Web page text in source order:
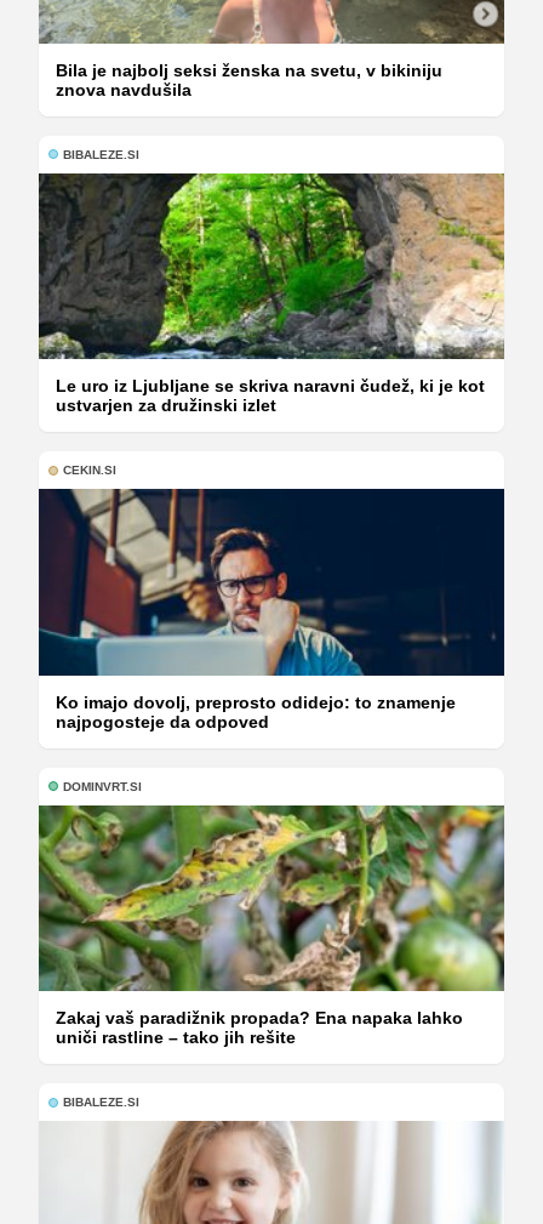
Bila je najbolj seksi ženska na svetu, v bikiniju
znova navdušila
BIBALEZE.SI
Le uro iz Ljubljane se skriva naravni čudež, ki je kot
ustvarjen za družinski izlet
CEKIN.SI
Ko imajo dovolj, preprosto odidejo: to znamenje
najpogosteje da odpoved
DOMINVRT.SI
Zakaj vaš paradižnik propada? Ena napaka lahko
uniči rastline – tako jih rešite
BIBALEZE.SI